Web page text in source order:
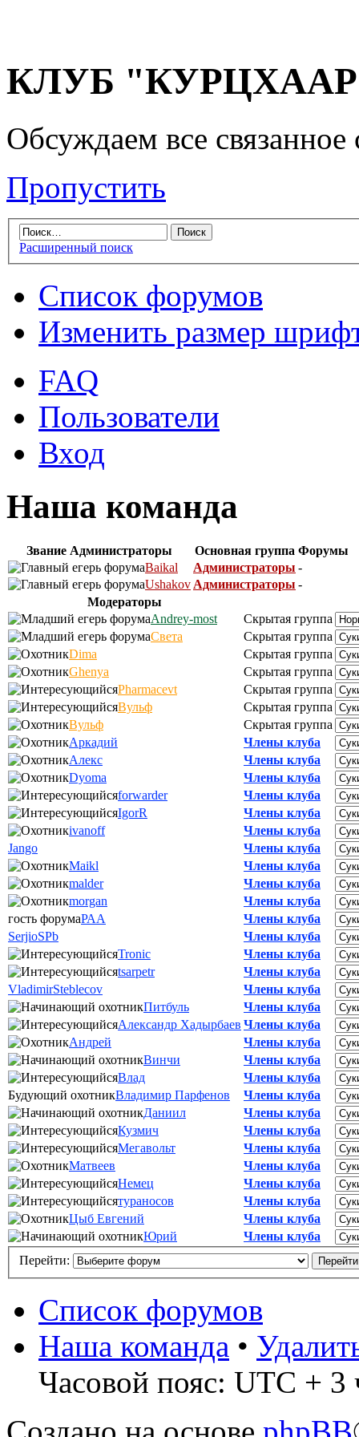
КЛУБ "КУРЦХААР"
Обсуждаем все
Пропустить
Расширенный поиск
Список форумов
Изменить размер
FAQ
Пользователи
Вход
Наша команда
Звание Администраторы Основная группа Форумы
Baikal
Администраторы -
Ushakov Администраторы -
Модераторы
Andrey-most
Скрытая группа
Света
Скрытая группа
Dima
Скрытая группа
Ghenya
Скрытая группа
Pharmacevt
Скрытая группа
Вульф
Скрытая группа
Вульф
Скрытая группа
Аркадий
Члены клуба
Алекс
Члены клуба
Dyoma
Члены клуба
forwarder
Члены клуба
IgorR
Члены клуба
ivanoff
Члены клуба
Jango
Члены клуба
Maikl
Члены клуба
malder
Члены клуба
morgan
Члены клуба
гость форумаРАА
Члены клуба
SerjioSPb
Члены клуба
Tronic
Члены клуба
tsarpetr
Члены клуба
VladimirSteblecov
Члены клуба
Питбуль
Члены клуба
Александр Хадырбаев Члены клуба
Андрей
Члены клуба
Винчи
Члены клуба
Влад
Члены клуба
Будующий охотникВладимир Парфенов
Члены клуба
Даниил
Члены клуба
Кузмич
Члены клуба
Мегавольт
Члены клуба
Матвеев
Члены клуба
Немец
Члены клуба
тураносов
Члены клуба
Цыб Евгений
Члены клуба
Юрий
Члены клуба
Перейти:
Список форумов
Наша команда •
Часовой пояс: UTC + 3